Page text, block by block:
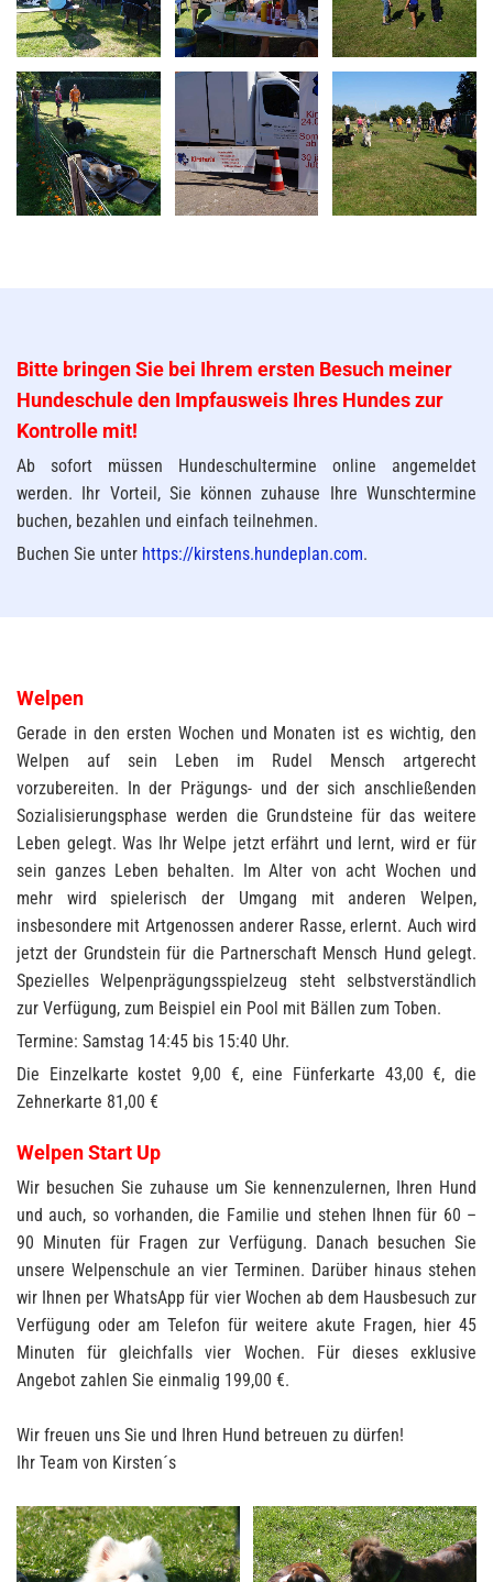
Bitte bringen Sie bei Ihrem ersten Besuch meiner
Hundeschule den Impfausweis Ihres Hundes zur
Kontrolle mit!
Ab sofort müssen Hundeschultermine online angemeldet
werden. Ihr Vorteil, Sie können zuhause Ihre Wunschtermine
buchen, bezahlen und einfach teilnehmen.
Buchen Sie unter https://kirstens.hundeplan.com.
Welpen
Gerade in den ersten Wochen und Monaten ist es wichtig, den
Welpen auf sein Leben im Rudel Mensch artgerecht
vorzubereiten. In der Prägungs- und der sich anschließenden
Sozialisierungsphase werden die Grundsteine für das weitere
Leben gelegt. Was Ihr Welpe jetzt erfährt und lernt, wird er für
sein ganzes Leben behalten. Im Alter von acht Wochen und
mehr wird spielerisch der Umgang mit anderen Welpen,
insbesondere mit Artgenossen anderer Rasse, erlernt. Auch wird
jetzt der Grundstein für die Partnerschaft Mensch Hund gelegt.
Spezielles Welpenprägungsspielzeug steht selbstverständlich
zur Verfügung, zum Beispiel ein Pool mit Bällen zum Toben.
Termine: Samstag 14:45 bis 15:40 Uhr.
Die Einzelkarte kostet 9,00 €, eine Fünferkarte 43,00 €, die
Zehnerkarte 81,00 €
Welpen Start Up
Wir besuchen Sie zuhause um Sie kennenzulernen, Ihren Hund
und auch, so vorhanden, die Familie und stehen Ihnen für 60 –
90 Minuten für Fragen zur Verfügung. Danach besuchen Sie
unsere Welpenschule an vier Terminen. Darüber hinaus stehen
wir Ihnen per WhatsApp für vier Wochen ab dem Hausbesuch zur
Verfügung oder am Telefon für weitere akute Fragen, hier 45
Minuten für gleichfalls vier Wochen. Für dieses exklusive
Angebot zahlen Sie einmalig 199,00 €.
Wir freuen uns Sie und Ihren Hund betreuen zu dürfen!
Ihr Team von Kirsten´s